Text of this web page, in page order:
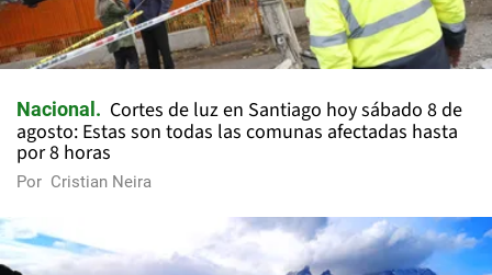
Nacional
Cortes de luz en Santiago hoy sábado 8 de
agosto: Estas son todas las comunas afectadas hasta
por 8 horas
Por Cristian Neira